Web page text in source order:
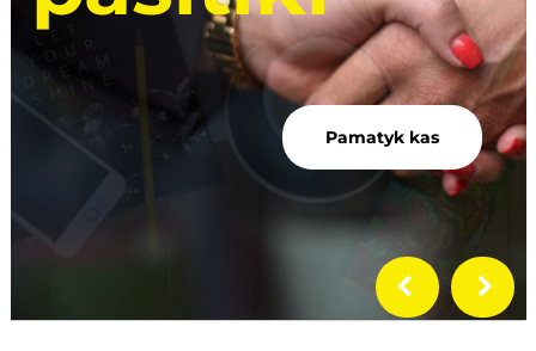
EL. PARDUOTUVĖ
Pamatyk kas